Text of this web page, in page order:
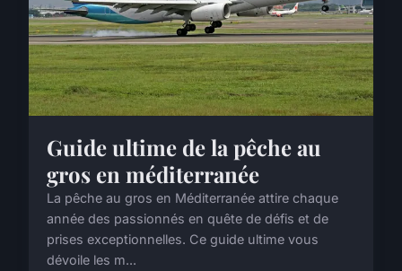
Guide ultime de la pêche au
gros en méditerranée
La pêche au gros en Méditerranée attire chaque
année des passionnés en quête de défis et de
prises exceptionnelles. Ce guide ultime vous
dévoile les m...